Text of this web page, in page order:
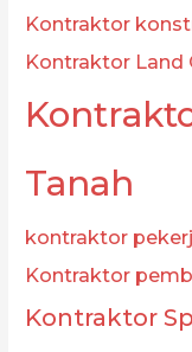
Kontraktor
Kontraktor Land
Tanah
kontraktor
Kontraktor
Kontraktor